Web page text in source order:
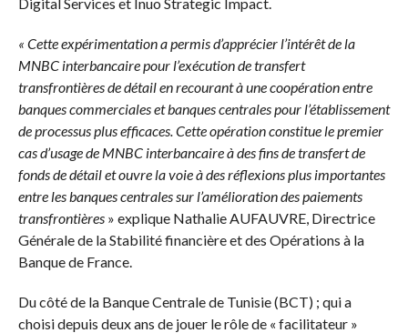
« Cette expérimentation a permis d’apprécier l’intérêt de la
MNBC interbancaire pour l’exécution de transfert
transfrontières de détail en recourant à une coopération entre
banques commerciales et banques centrales pour l’établissement
de processus plus efficaces. Cette opération constitue le premier
cas d’usage de MNBC interbancaire à des fins de transfert de
fonds de détail et ouvre la voie à des réflexions plus importantes
entre les banques centrales sur l’amélioration des paiements
transfrontières » explique Nathalie AUFAUVRE, Directrice
Générale de la Stabilité financière et des Opérations à la
Banque de France.
Du côté de la Banque Centrale de Tunisie (BCT) ; qui a
choisi depuis deux ans de jouer le rôle de « facilitateur »